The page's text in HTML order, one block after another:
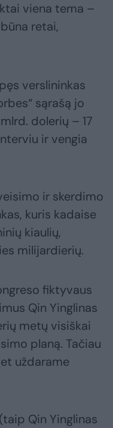
viena tema –
retai,
verslininkas
sąrašą jo
dolerių – 17
ir vengia
ir skerdimo
kuris kadaise
kiaulių,
milijardierių.
fiktyvaus
Qin Yinglinas
metų visiškai
planą. Tačiau
uždarame
Qin Yinglinas